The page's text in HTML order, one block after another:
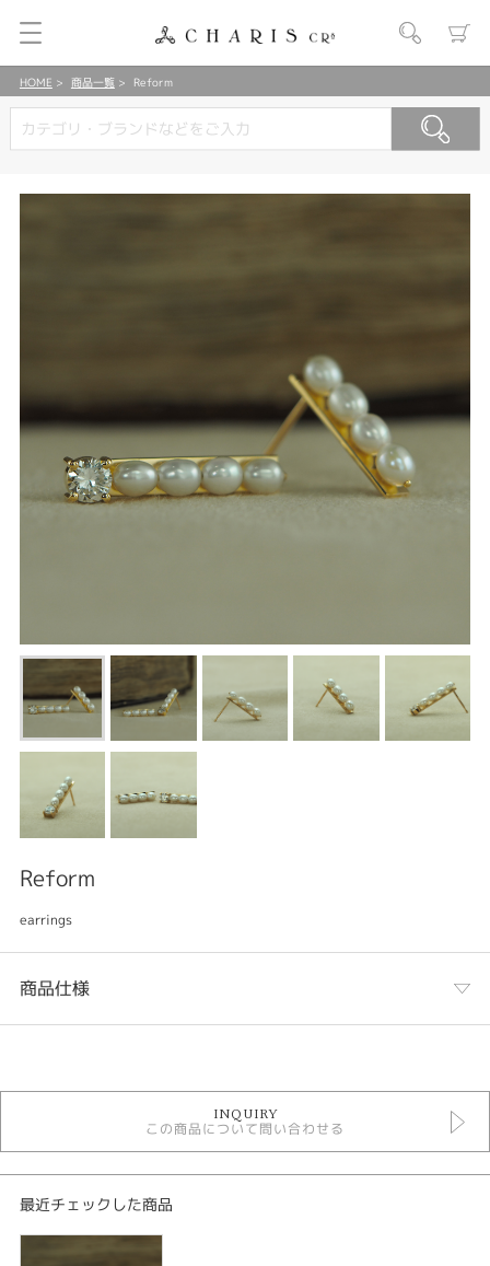
HOME 商品一覧 Reform
Reform
earrings
商品仕様
デジタルジュエリーリフォーム
オーダーメイド ピアス
INQUIRY
この商品について問い合わせる
最近チェックした商品